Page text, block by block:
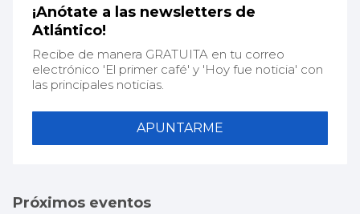
¡Anótate a las newsletters de
Atlántico!
Recibe de manera GRATUITA en tu correo
electrónico 'El primer café' y 'Hoy fue noticia' con
las principales noticias.
APUNTARME
Próximos eventos